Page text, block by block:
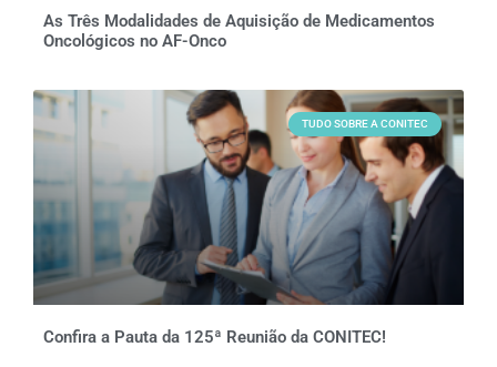
As Três Modalidades de Aquisição de Medicamentos
Oncológicos no AF-Onco
TUDO SOBRE A CONITEC
Confira a Pauta da 125ª Reunião da CONITEC!